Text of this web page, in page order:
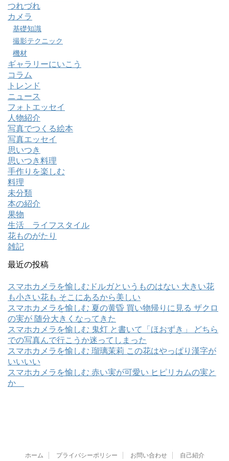
つれづれ
カメラ
基礎知識
撮影テクニック
機材
ギャラリーにいこう
コラム
トレンド
ニュース
フォトエッセイ
人物紹介
写真でつくる絵本
写真エッセイ
思いつき
思いつき料理
手作りを楽しむ
料理
未分類
本の紹介
果物
生活 ライフスタイル
花ものがたり
雑記
最近の投稿
スマホカメラを愉しむドルガというものはない 大きい花
も小さい花も そこにあるから美しい
スマホカメラを愉しむ 夏の黄昏 買い物帰りに見る ザクロ
の実が 随分大きくなってきた
スマホカメラを愉しむ 鬼灯 と書いて「ほおずき」 どちら
での写真んで行こうか迷ってしまった
スマホカメラを愉しむ 瑠璃茉莉 この花はやっぱり漢字が
いいいい
スマホカメラを愉しむ 赤い実が可愛い ヒピリカムの実と
か
ホーム プライバシーポリシー お問い合わせ 自己紹介